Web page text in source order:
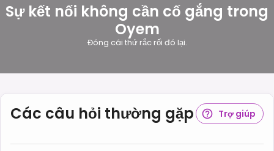
Sự kết nối không cần cố gắng trong
Oyem
Đóng cái thứ rắc rối đó lại.
Các câu hỏi thường gặp Trợ giúp